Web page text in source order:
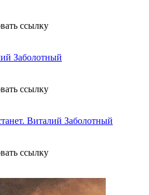
Заболотный
Виталий Заболотный